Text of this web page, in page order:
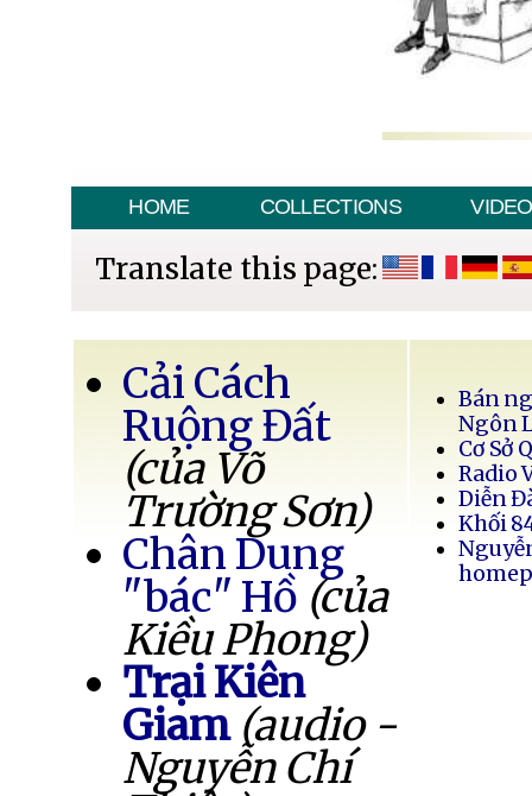
HOME COLLECTIONS VIDEO
Translate this page:
Cải Cách
Ruộng Đất
(của Võ
Trường Sơn)
Chân Dung
"bác" Hồ (của
Kiều Phong)
Trại Kiên
Giam (audio -
Nguyễn Chí
Bán
Ngôn
Cơ Sở
Radio
Diễn
Khối